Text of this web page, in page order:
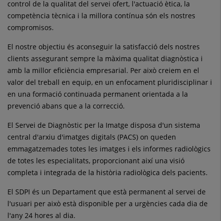
control de la qualitat del servei ofert, l'actuació ètica, la
competència tècnica i la millora contínua són els nostres
compromisos.
El nostre objectiu és aconseguir la satisfacció dels nostres
clients assegurant sempre la màxima qualitat diagnòstica i
amb la millor eficiència empresarial. Per això creiem en el
valor del treball en equip, en un enfocament pluridisciplinar i
en una formació continuada permanent orientada a la
prevenció abans que a la correcció.
El Servei de Diagnòstic per la Imatge disposa d'un sistema
central d'arxiu d'imatges digitals (PACS) on queden
emmagatzemades totes les imatges i els informes radiològics
de totes les especialitats, proporcionant així una visió
completa i integrada de la història radiològica dels pacients.
El SDPI és un Departament que està permanent al servei de
l'usuari per això està disponible per a urgències cada dia de
l'any 24 hores al dia.